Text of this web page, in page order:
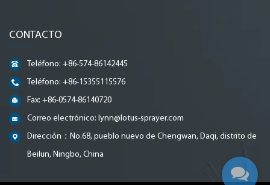
CONTACTO
Teléfono: +86-574-86142445
Teléfono: +86-15355115576
Fax: +86-0574-86140720
Correo electrónico: lynn@lotus-sprayer.com
Dirección：No.68, pueblo nuevo de Chengwan, Daqi, distrito de
Beilun, Ningbo, China